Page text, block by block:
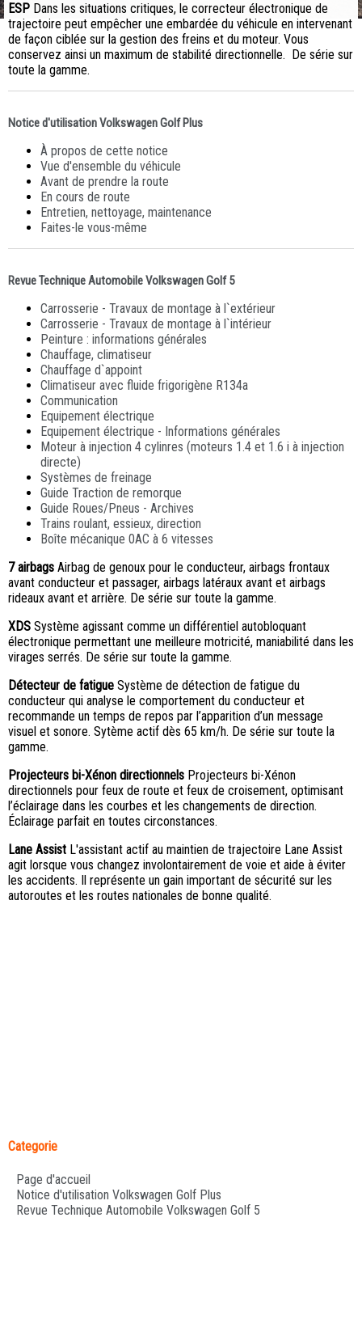
ESP Dans les situations critiques, le correcteur électronique de
trajectoire peut empêcher une embardée du véhicule en intervenant
de façon ciblée sur la gestion des freins et du moteur. Vous
conservez ainsi un maximum de stabilité directionnelle. De série sur
toute la gamme.
Notice d'utilisation Volkswagen Golf Plus
À propos de cette notice
Vue d'ensemble du véhicule
Avant de prendre la route
En cours de route
Entretien, nettoyage, maintenance
Faites-le vous-même
Revue Technique Automobile Volkswagen Golf 5
Carrosserie - Travaux de montage à l`extérieur
Carrosserie - Travaux de montage à l`intérieur
Peinture : informations générales
Chauffage, climatiseur
Chauffage d`appoint
Climatiseur avec fluide frigorigène R134a
Communication
Equipement électrique
Equipement électrique - Informations générales
Moteur à injection 4 cylinres (moteurs 1.4 et 1.6 i à injection
directe)
Systèmes de freinage
Guide Traction de remorque
Guide Roues/Pneus - Archives
Trains roulant, essieux, direction
Boîte mécanique 0AC à 6 vitesses
7 airbags Airbag de genoux pour le conducteur, airbags frontaux
avant conducteur et passager, airbags latéraux avant et airbags
rideaux avant et arrière. De série sur toute la gamme.
XDS Système agissant comme un différentiel autobloquant
électronique permettant une meilleure motricité, maniabilité dans les
virages serrés. De série sur toute la gamme.
Détecteur de fatigue Système de détection de fatigue du
conducteur qui analyse le comportement du conducteur et
recommande un temps de repos par l’apparition d’un message
visuel et sonore. Sytème actif dès 65 km/h. De série sur toute la
gamme.
Projecteurs bi-Xénon directionnels Projecteurs bi-Xénon
directionnels pour feux de route et feux de croisement, optimisant
l’éclairage dans les courbes et les changements de direction.
Éclairage parfait en toutes circonstances.
Lane Assist L'assistant actif au maintien de trajectoire Lane Assist
agit lorsque vous changez involontairement de voie et aide à éviter
les accidents. Il représente un gain important de sécurité sur les
autoroutes et les routes nationales de bonne qualité.
Categorie
Page d'accueil
Notice d'utilisation Volkswagen Golf Plus
Revue Technique Automobile Volkswagen Golf 5